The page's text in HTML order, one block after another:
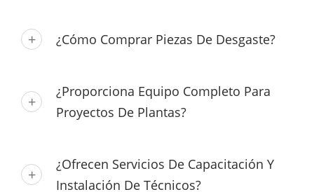
¿Cómo Comprar Piezas De Desgaste?
¿Proporciona Equipo Completo Para
Proyectos De Plantas?
¿Ofrecen Servicios De Capacitación Y
Instalación De Técnicos?